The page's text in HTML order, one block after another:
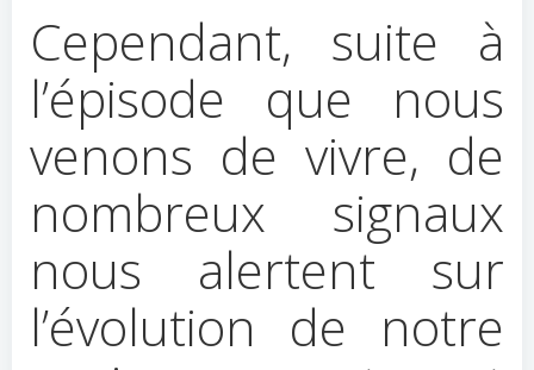
Cependant, suite à
l’épisode que nous
venons de vivre, de
nombreux signaux
nous alertent sur
l’évolution de notre